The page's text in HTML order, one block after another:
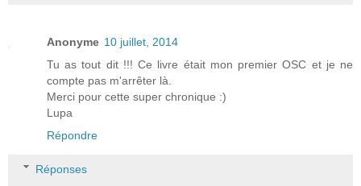
Anonyme 10 juillet, 2014
Tu as tout dit !!! Ce livre était mon premier OSC et je ne
compte pas m'arrêter là.
Merci pour cette super chronique :)
Lupa
Répondre
Réponses